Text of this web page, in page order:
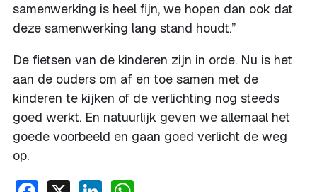
samenwerking is heel fijn, we hopen dan ook dat
deze samenwerking lang stand houdt.”
De fietsen van de kinderen zijn in orde. Nu is het
aan de ouders om af en toe samen met de
kinderen te kijken of de verlichting nog steeds
goed werkt. En natuurlijk geven we allemaal het
goede voorbeeld en gaan goed verlicht de weg
op.